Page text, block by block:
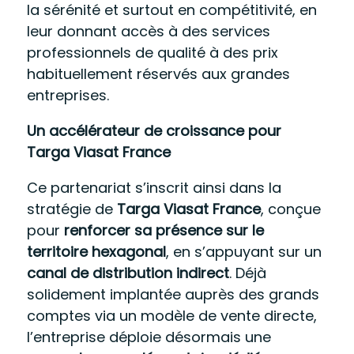
la sérénité et surtout en compétitivité, en
leur donnant accès à des services
professionnels de qualité à des prix
habituellement réservés aux grandes
entreprises.
Un accélérateur de croissance pour
Targa Viasat France
Ce partenariat s’inscrit ainsi dans la
stratégie de Targa Viasat France, conçue
pour renforcer sa présence sur le
territoire hexagonal, en s’appuyant sur un
canal de distribution indirect. Déjà
solidement implantée auprès des grands
comptes via un modèle de vente directe,
l’entreprise déploie désormais une